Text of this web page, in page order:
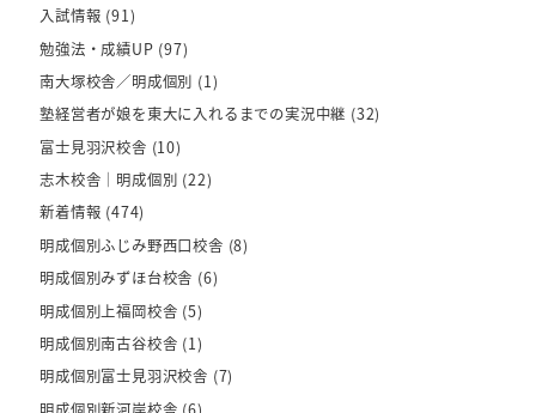
入試情報 (91)
勉強法・成績UP (97)
南大塚校舎／明成個別 (1)
塾経営者が娘を東大に入れるまでの実況中継 (32)
富士見羽沢校舎 (10)
志木校舎｜明成個別 (22)
新着情報 (474)
明成個別ふじみ野西口校舎 (8)
明成個別みずほ台校舎 (6)
明成個別上福岡校舎 (5)
明成個別南古谷校舎 (1)
明成個別富士見羽沢校舎 (7)